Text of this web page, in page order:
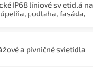
IP68 líniové svietidlá na
podlaha, fasáda,
a pivničné svietidla